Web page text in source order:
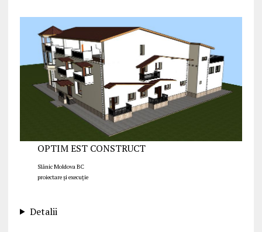
OPTIM EST CONSTRUCT
Slănic Moldova BC
proiectare și execuție
Detalii